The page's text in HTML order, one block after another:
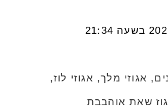
אגוזי מלך, אגוזי לוז,
שאת אוהבבת